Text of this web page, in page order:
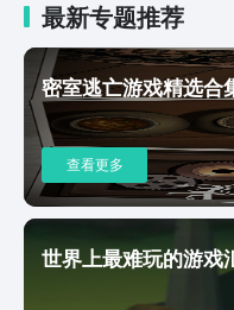
材游戏里玩家扮演救世
着自己的感染大军不断
始，不断感染新的目标
尸军团。核心玩法很简
看到目标可以去发动感
员，又或者是有着强大
团的一员。随着感染人
壮大。尸潮之主下载地
刷怪手游，单手就能操
不断成长可以显著感受
过目前还未正式上线
最新专题推荐
密室逃亡游戏精选合
查看更多
世界上最难玩的游戏